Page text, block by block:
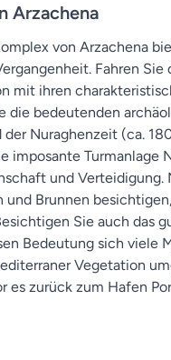
Arzachena
von Arzachena
Fahren
mit ihren
die bedeutenden
Nuraghenzeit (ca.
imposante Turmanlage
und Verteidigung.
Brunnen
Sie auch das
Bedeutung sich viele
Vegetation
es zurück zum Hafen